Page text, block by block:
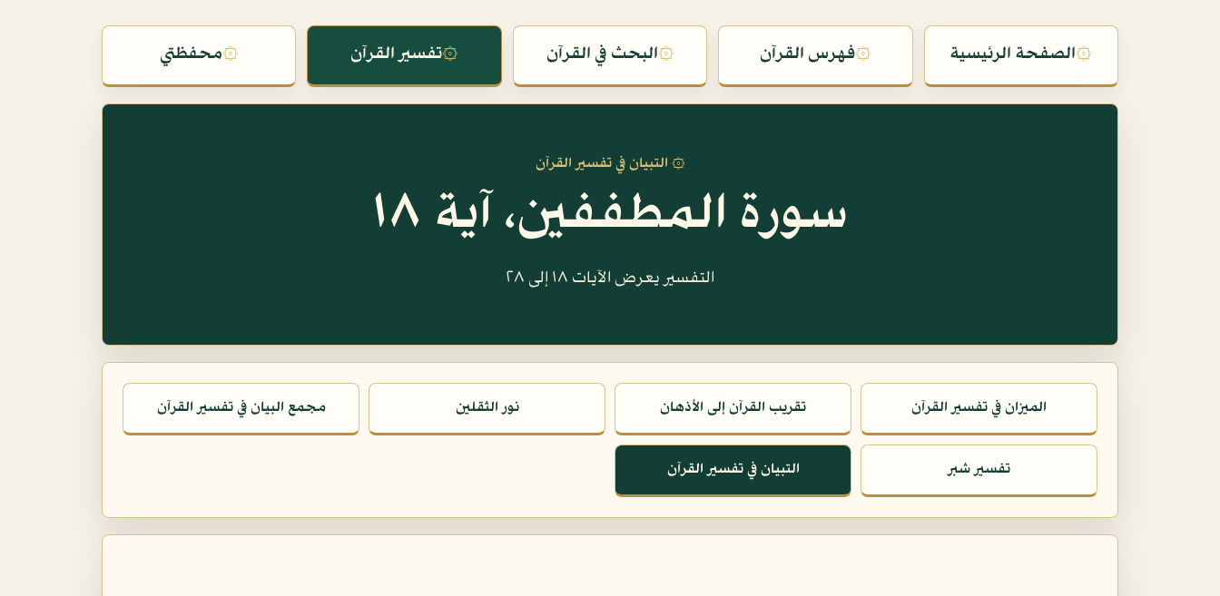
۞الصفحة الرئيسية ۞فهرس القرآن ۞البحث في القرآن ۞تفسير القرآن ۞محفظتي
۞ التبيان في تفسير القرآن
سورة المطففين، آية ١٨
التفسير يعرض الآيات ١٨ إلى ٢٨
الميزان في تفسير القرآن تقريب القرآن إلى الأذهان نور الثقلين مجمع البيان في تفسير القرآن
تفسير شبر التبيان في تفسير القرآن